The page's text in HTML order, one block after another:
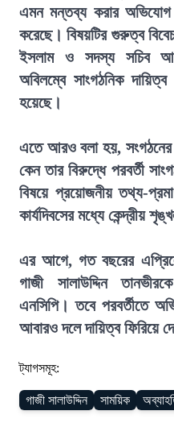
এমন মন্তব্য করার অভিযোগ
করেছে। বিষয়টির গুরুত্ব
ইসলাম ও সদস্য সচিব
অবিলম্বে সাংগঠনিক
হয়েছে।
এতে আরও বলা হয়, সংগঠনের
কেন তার বিরুদ্ধে পরবর্তী
বিষয়ে প্রয়োজনীয় তথ্য-
কার্যদিবসের মধ্যে কেন্দ্রীয়
এর আগে, গত বছরের
গাজী সালাউদ্দিন
এনসিপি। তবে পরবর্তীতে
আবারও দলে দায়িত্ব ফিরিয়ে
ট্যাগসমূহ:
গাজী সালাউদ্দিন সাময়িক